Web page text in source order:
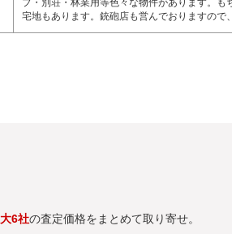
プ・別荘・林業用等色々な物件があります。も
宅地もあります。銃砲店も営んでおりますので
6社の査定価格をまとめて取り寄せ。